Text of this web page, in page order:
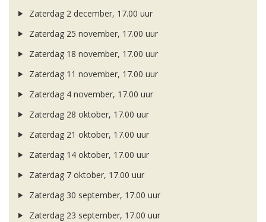
Zaterdag 2 december, 17.00 uur
Zaterdag 25 november, 17.00 uur
Zaterdag 18 november, 17.00 uur
Zaterdag 11 november, 17.00 uur
Zaterdag 4 november, 17.00 uur
Zaterdag 28 oktober, 17.00 uur
Zaterdag 21 oktober, 17.00 uur
Zaterdag 14 oktober, 17.00 uur
Zaterdag 7 oktober, 17.00 uur
Zaterdag 30 september, 17.00 uur
Zaterdag 23 september, 17.00 uur